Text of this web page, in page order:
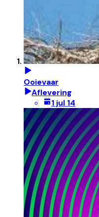
Ooievaar
Aflevering
1 jul 14